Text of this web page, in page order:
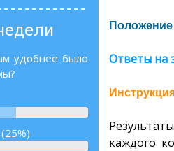
удобнее было
Ответы на
каждого